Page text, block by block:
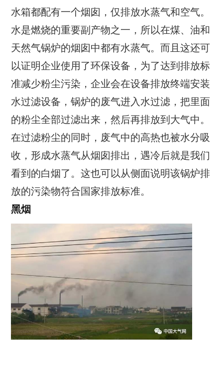
水箱都配有一个烟囱，仅排放水蒸气和空气。
水是燃烧的重要副产物之一，所以在煤、油和
天然气锅炉的烟囱中都有水蒸气。而且这还可
以证明企业使用了环保设备，为了达到排放标
准减少粉尘污染，企业会在设备排放终端安装
水过滤设备，锅炉的废气进入水过滤，把里面
的粉尘全部过滤出来，然后再排放到大气中。
在过滤粉尘的同时，废气中的高热也被水分吸
收，形成水蒸气从烟囱排出，遇冷后就是我们
看到的白烟了。这也可以从侧面说明该锅炉排
放的污染物符合国家排放标准。
黑烟